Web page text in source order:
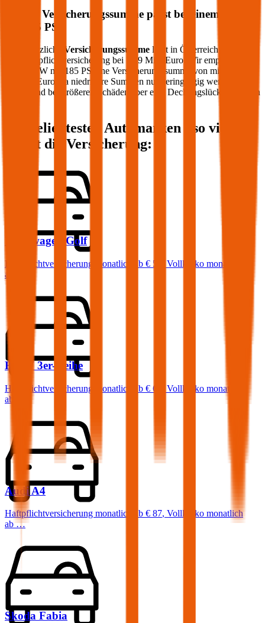
Welche Versicherungssumme passt bei einem PKW
185 PS?
Die gesetzliche Versicherungssumme liegt in Österreich bei der
Kfz-Haftpflichtversicherung bei 7,79 Mio. Euro. Wir empfehlen für
Ihren PKW mit
185 PS eine Versicherungssumme von mindestens
20 Mio. Euro, da niedrigere Summen nur geringfügig weniger
kosten und bei größeren Schäden aber eine Deckungslücke auftreten
Die beliebtesten Automarken - so viel
kostet die Versicherung:
Volkswagen Golf
Haftpflichtversicherung monatlich ab € 50
Vollkasko monatlich
ab …
BMW 3er-Reihe
Haftpflichtversicherung monatlich ab € 68
Vollkasko monatlich
ab …
Audi A4
Haftpflichtversicherung monatlich ab € 87, Vollkasko monatlich
ab …
Skoda Fabia